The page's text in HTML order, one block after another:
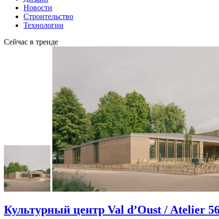
Новости
Строительство
Технологии
Сейчас в тренде
Культурный центр Val d’Oust / Atelier